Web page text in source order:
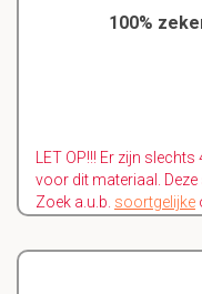
100%
LET OP!!! Er zijn
voor dit materiaal.
Zoek a.u.b. soortgelijke